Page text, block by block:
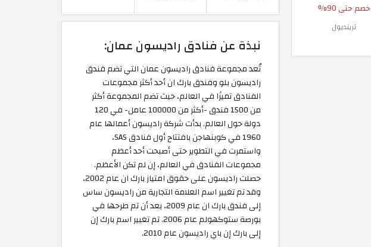
خصم حتى 90%
ترينديول
نبذة عن فنادق راديسون عمان:
تُعد مجموعة فنادق راديسون عمان التي تضم فندق
راديسون بلو وفندق بارك ان أحد أكثر مجموعات
الفنادق تميزًا في العالم، حيث تضم المجموعة أكثر
من 1500 فندق -أكثر من 100000 عامل- في 120
دولة حول العالم. بدأت شركة راديسون أعمالها عام
1960 في كوبنهاجن بافتتاح أول فنادق SAS،
واستمرت في التطوير حتى أصبحت أحد أعظم
مجموعات الفنادق في العالم، إن لم تكن الأعظم.
حصلت راديسون على حقوق امتياز بارك ان عام 2002،
وقد تم تغيير اسم العلامة التجارية من راديسون ساس
إلى فندق بارك ان عام 2009، بعد أن تم طرحها في
بورصة ستوكهولم عام 2006. تم تغيير اسم بارك إن
إلى بارك إن باي راديسون عام 2010.